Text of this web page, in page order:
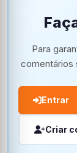
Para
comentários
Entrar
Criar